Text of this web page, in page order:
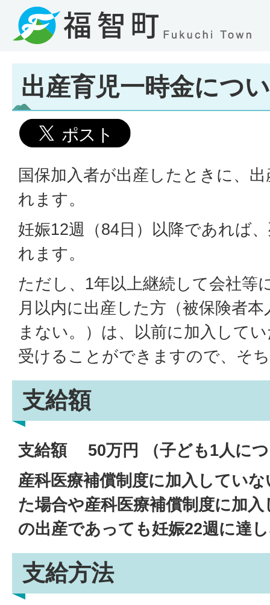
出産育児一時金につ
国保加入者が出産したときに、
れます。
妊娠12週（84日）以降であれば
れます。
ただし、1年以上継続して会社等
月以内に出産した方（被保険者
まない。）は、以前に加入して
受けることができますので、そ
支給額
支給額 50万円 （子ども1人に
産科医療補償制度に加入してい
た場合や産科医療補償制度に加
の出産であっても妊娠22週に達
支給方法